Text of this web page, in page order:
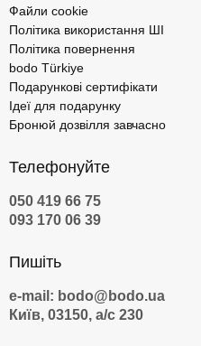
Файли cookie
Політика використання ШІ
Політика повернення
bodo Türkiye
Подарункові сертифікати
Ідеї для подарунку
Бронюй дозвілля завчасно
Телефонуйте
050 419 66 75
093 170 06 39
Пишіть
e-mail: bodo@bodo.ua
Київ, 03150, а/с 230